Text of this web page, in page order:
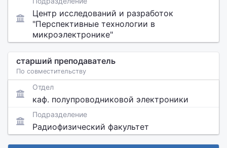
Центр исследований и разработок
"Перспективные технологии в
микроэлектронике"
старший преподаватель
По совместительству
Отдел
каф. полупроводниковой электроники
Подразделение
Радиофизический факультет